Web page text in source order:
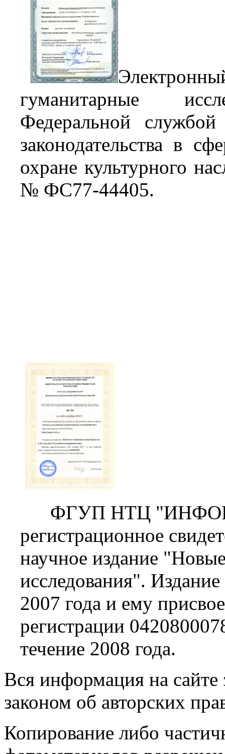
гуманитарные
Федеральной
законодательства в
охране культурного
№ ФС77-44405.
ФГУП НТЦ
регистрационное
научное издание
исследования".
2007 года и ему
регистрации
течение 2008 года.
Вся информация на
законом об авторских
Копирование либо